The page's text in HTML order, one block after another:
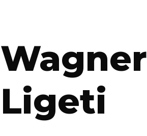
Ligeti